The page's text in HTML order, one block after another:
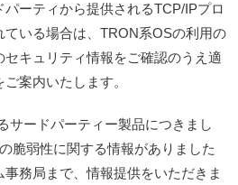
ーティから提供されるTCP/IPプロ
ている場合は、TRON系OSの利用の
キュリティ情報をご確認のうえ適
案内いたします。
サードパーティー製品につきまし
脆弱性に関する情報がありました
務局まで、情報提供をいただきま